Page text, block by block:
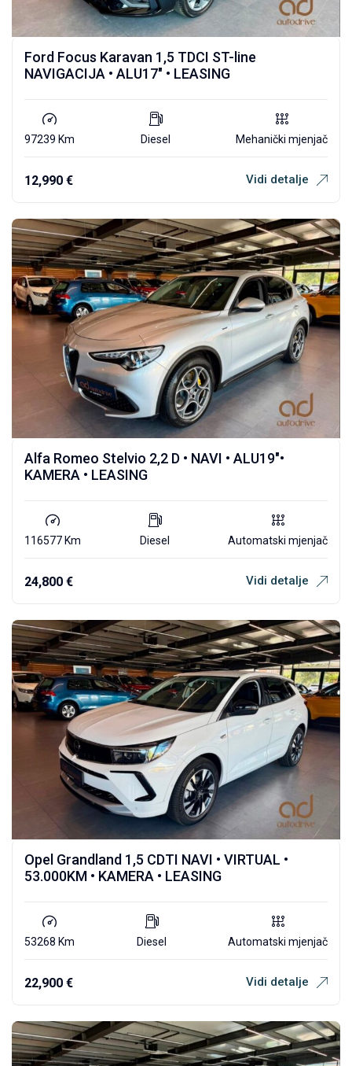
Ford Focus Karavan 1,5 TDCI ST-line
NAVIGACIJA • ALU17″ • LEASING
97239 Km Diesel Mehanički mjenjač
12,990 € Vidi detalje
Alfa Romeo Stelvio 2,2 D • NAVI • ALU19″•
KAMERA • LEASING
116577 Km Diesel Automatski mjenjač
24,800 € Vidi detalje
Opel Grandland 1,5 CDTI NAVI • VIRTUAL •
53.000KM • KAMERA • LEASING
53268 Km Diesel Automatski mjenjač
22,900 € Vidi detalje